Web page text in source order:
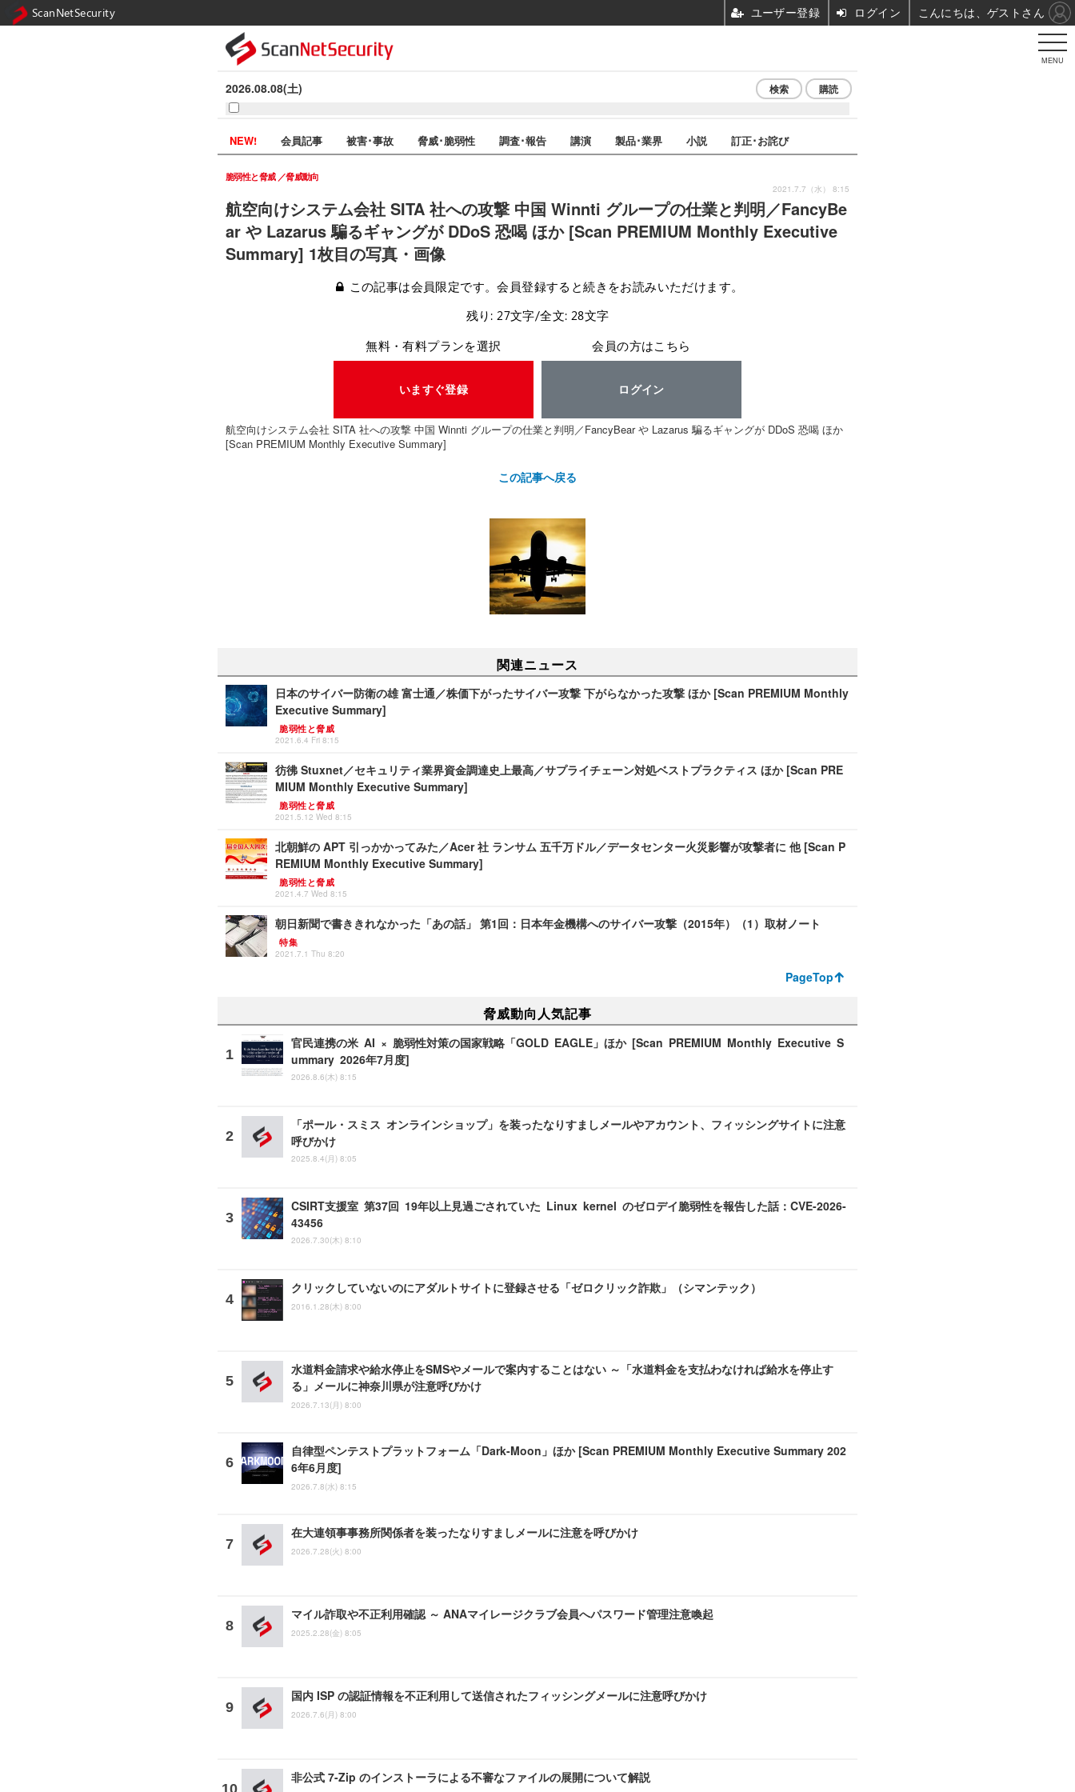
MENU
2026.08.08(土) 検索 購読
NEW! 会員記事 被害･事故 脅威･脆弱性 調査･報告 講演 製品･業界 小説 訂正･お詫び
航空向けシステム会社 SITA 社への攻撃 中国 Winnti グループの仕業と判明／FancyBe
ar や Lazarus 騙るギャングが DDoS 恐喝 ほか [Scan PREMIUM Monthly Executive
Summary] 1枚目の写真・画像
脆弱性と脅威 脅威動向
2021.7.7（水） 8:15
この記事は会員限定です。会員登録すると続きをお読みいただけます。
残り: 27文字/全文: 28文字
無料・有料プランを選択
いますぐ登録
会員の方はこちら
ログイン
航空向けシステム会社 SITA 社への攻撃 中国 Winnti グループの仕業と判明／FancyBear や Lazarus 騙るギャングが DDoS 恐喝 ほか
[Scan PREMIUM Monthly Executive Summary]
この記事へ戻る
関連ニュース
日本のサイバー防衛の雄 富士通／株価下がったサイバー攻撃 下がらなかった攻撃 ほか [Scan PREMIUM Monthly
Executive Summary]
脆弱性と脅威
2021.6.4 Fri 8:15
彷彿 Stuxnet／セキュリティ業界資金調達史上最高／サプライチェーン対処ベストプラクティス ほか [Scan PRE
MIUM Monthly Executive Summary]
脆弱性と脅威
2021.5.12 Wed 8:15
北朝鮮の APT 引っかかってみた／Acer 社 ランサム 五千万ドル／データセンター火災影響が攻撃者に 他 [Scan P
REMIUM Monthly Executive Summary]
脆弱性と脅威
2021.4.7 Wed 8:15
朝日新聞で書ききれなかった「あの話」 第1回：日本年金機構へのサイバー攻撃（2015年）（1）取材ノート
特集
2021.7.1 Thu 8:20
PageTop
脅威動向人気記事
官民連携の米 AI × 脆弱性対策の国家戦略「GOLD EAGLE」ほか [Scan PREMIUM Monthly Executive S
ummary 2026年7月度]
2026.8.6(木) 8:15
「ポール・スミス オンラインショップ」を装ったなりすましメールやアカウント、フィッシングサイトに注意
呼びかけ
2025.8.4(月) 8:05
CSIRT支援室 第37回 19年以上見過ごされていた Linux kernel のゼロデイ脆弱性を報告した話：CVE-2026-
43456
2026.7.30(木) 8:10
クリックしていないのにアダルトサイトに登録させる「ゼロクリック詐欺」（シマンテック）
2016.1.28(木) 8:00
水道料金請求や給水停止をSMSやメールで案内することはない ～「水道料金を支払わなければ給水を停止す
る」メールに神奈川県が注意呼びかけ
2026.7.13(月) 8:00
自律型ペンテストプラットフォーム「Dark-Moon」ほか [Scan PREMIUM Monthly Executive Summary 202
6年6月度]
2026.7.8(水) 8:15
在大連領事事務所関係者を装ったなりすましメールに注意を呼びかけ
2026.7.28(火) 8:00
マイル詐取や不正利用確認 ～ ANAマイレージクラブ会員へパスワード管理注意喚起
2025.2.28(金) 8:05
国内 ISP の認証情報を不正利用して送信されたフィッシングメールに注意呼びかけ
2026.7.6(月) 8:00
非公式 7-Zip のインストーラによる不審なファイルの展開について解説
ScanNetSecurity ユーザー登録 ログイン こんにちは、ゲストさん